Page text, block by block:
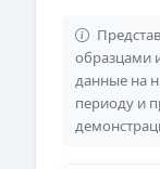
образцами
данные на
периоду и